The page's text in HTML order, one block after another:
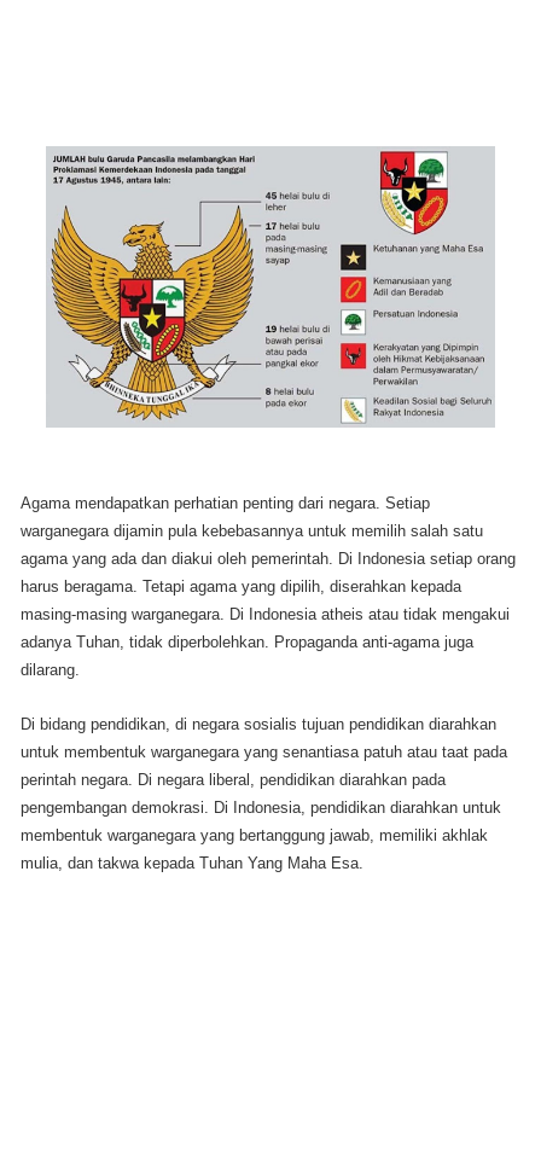
Agama mendapatkan perhatian penting dari negara. Setiap
warganegara dijamin pula kebebasannya untuk memilih salah satu
agama yang ada dan diakui oleh pemerintah. Di Indonesia setiap orang
harus beragama. Tetapi agama yang dipilih, diserahkan kepada
masing-masing warganegara. Di Indonesia atheis atau tidak mengakui
adanya Tuhan, tidak diperbolehkan. Propaganda anti-agama juga
dilarang.
Di bidang pendidikan, di negara sosialis tujuan pendidikan diarahkan
untuk membentuk warganegara yang senantiasa patuh atau taat pada
perintah negara. Di negara liberal, pendidikan diarahkan pada
pengembangan demokrasi. Di Indonesia, pendidikan diarahkan untuk
membentuk warganegara yang bertanggung jawab, memiliki akhlak
mulia, dan takwa kepada Tuhan Yang Maha Esa.